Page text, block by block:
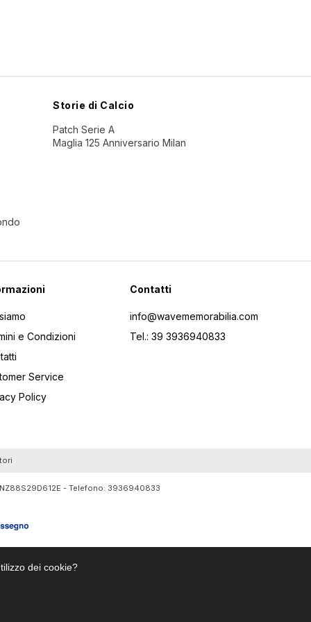
dei cookie?
Storie di Calcio
Patch Serie A
Maglia 125 Anniversario Milan
e Condizioni
Service
Policy
Contatti
info@wavememorabilia.com
Tel.: 39 3936940833
- Telefono: 3936940833